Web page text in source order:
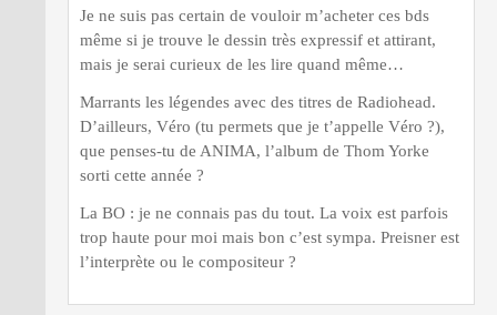
Je ne suis pas certain de vouloir m’acheter ces bds
même si je trouve le dessin très expressif et attirant,
mais je serai curieux de les lire quand même…
Marrants les légendes avec des titres de Radiohead.
D’ailleurs, Véro (tu permets que je t’appelle Véro ?),
que penses-tu de ANIMA, l’album de Thom Yorke
sorti cette année ?
La BO : je ne connais pas du tout. La voix est parfois
trop haute pour moi mais bon c’est sympa. Preisner est
l’interprète ou le compositeur ?